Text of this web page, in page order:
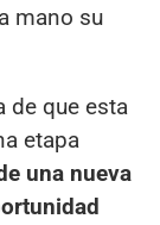
mano su
de que esta
etapa
una nueva